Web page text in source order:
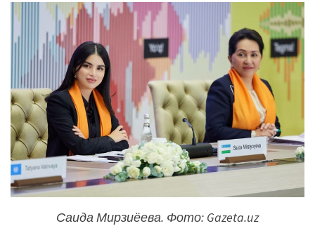
Саида Мирзиёева. Фото: Gazeta.uz